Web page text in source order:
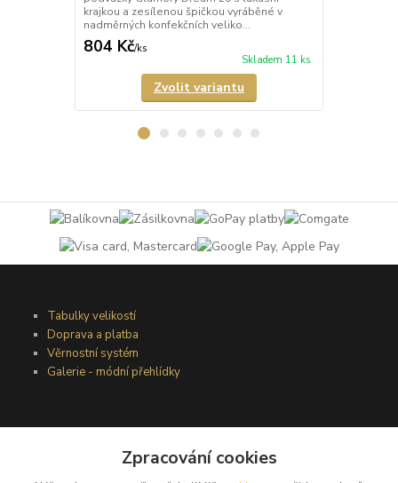
krajkou a zesílenou špičkou vyráběné v
nadměrných konfekčních veliko...
804 Kč/ks
Skladem 11 ks
Zvolit variantu
Tabulky velikostí
Doprava a platba
Věrnostní systém
Galerie - módní přehlídky
Obchodní podmínky
Ochrana osobních údajů
Zpracování cookies